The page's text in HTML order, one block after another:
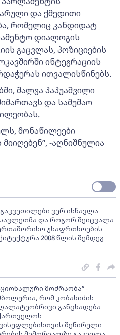
და ქმედითი
რომელიც კანდიდატ
დიალოგის
გაცვლას, პოზიციების
ინტეგრაციის
ითვალისწინებს.
შალვა პაპუაშვილი
და სამუშაო
მონაწილეები
-აღნიშნულია
ვერ ისწავლა
და როგორ შეიცვალა
უსაფრთხოების
2008 წლის შემდეგ
მოძრაობა“ -
რომ კობახიძის
განცხადება
შეწირული